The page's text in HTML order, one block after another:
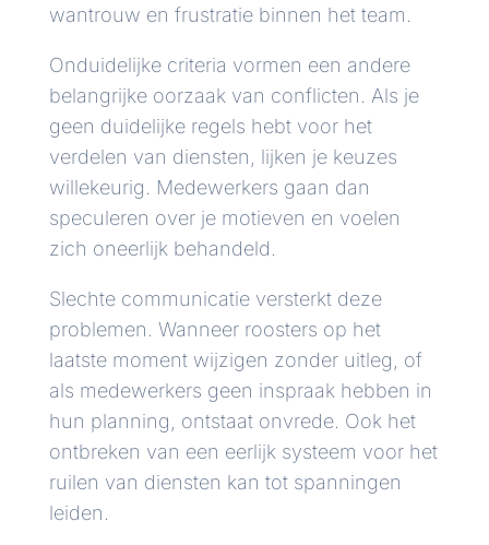
wantrouw en frustratie binnen het team.
Onduidelijke criteria vormen een andere
belangrijke oorzaak van conflicten. Als je
geen duidelijke regels hebt voor het
verdelen van diensten, lijken je keuzes
willekeurig. Medewerkers gaan dan
speculeren over je motieven en voelen
zich oneerlijk behandeld.
Slechte communicatie versterkt deze
problemen. Wanneer roosters op het
laatste moment wijzigen zonder uitleg, of
als medewerkers geen inspraak hebben in
hun planning, ontstaat onvrede. Ook het
ontbreken van een eerlijk systeem voor het
ruilen van diensten kan tot spanningen
leiden.